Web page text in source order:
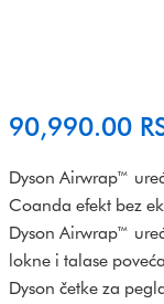
90,990.00
Dyson Airwrap™
Coanda efekt bez
Dyson Airwrap™
lokne i talase
Dyson četke za